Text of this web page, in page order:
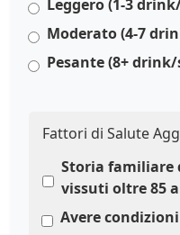
Leggero (1-3
Moderato (4-7
Pesante (8+
Fattori di Salute
Storia familiare
vissuti oltre 85
Avere